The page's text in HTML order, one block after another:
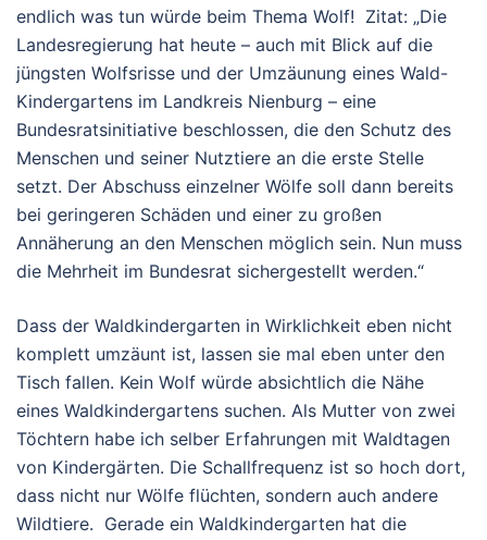
endlich was tun würde beim Thema Wolf! Zitat: „Die
Landesregierung hat heute – auch mit Blick auf die
jüngsten Wolfsrisse und der Umzäunung eines Wald-
Kindergartens im Landkreis Nienburg – eine
Bundesratsinitiative beschlossen, die den Schutz des
Menschen und seiner Nutztiere an die erste Stelle
setzt. Der Abschuss einzelner Wölfe soll dann bereits
bei geringeren Schäden und einer zu großen
Annäherung an den Menschen möglich sein. Nun muss
die Mehrheit im Bundesrat sichergestellt werden.“
Dass der Waldkindergarten in Wirklichkeit eben nicht
komplett umzäunt ist, lassen sie mal eben unter den
Tisch fallen. Kein Wolf würde absichtlich die Nähe
eines Waldkindergartens suchen. Als Mutter von zwei
Töchtern habe ich selber Erfahrungen mit Waldtagen
von Kindergärten. Die Schallfrequenz ist so hoch dort,
dass nicht nur Wölfe flüchten, sondern auch andere
Wildtiere. Gerade ein Waldkindergarten hat die